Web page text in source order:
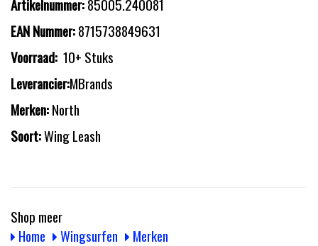
Artikelnummer:85005.240081
EAN Nummer:8715738849631
Voorraad: 10+ Stuks
Leverancier:MBrands
Merken:North
Soort:Wing Leash
Shop meer
Home
Wingsurfen Merken